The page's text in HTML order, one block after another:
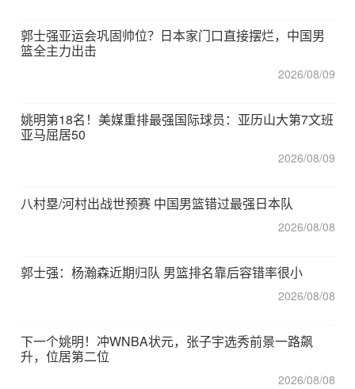
郭士强亚运会巩固帅位？日本家门口直接摆烂，中国男
篮全主力出击
2026/08/09
姚明第18名！美媒重排最强国际球员：亚历山大第7文班
亚马屈居50
2026/08/09
八村塁/河村出战世预赛 中国男篮错过最强日本队
2026/08/08
郭士强：杨瀚森近期归队 男篮排名靠后容错率很小
2026/08/08
下一个姚明！冲WNBA状元，张子宇选秀前景一路飙
升，位居第二位
2026/08/08